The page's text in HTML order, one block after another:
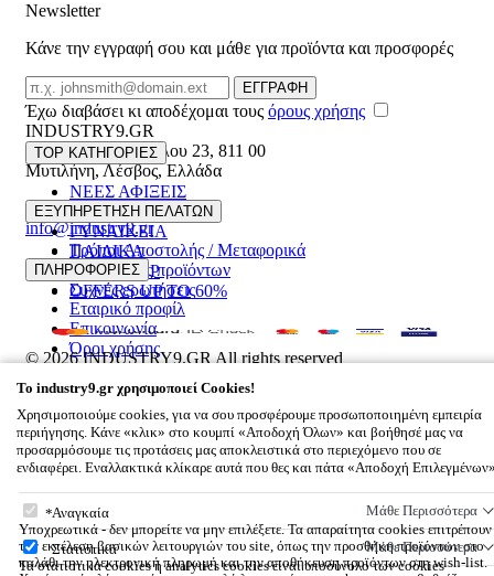
Newsletter
Κάνε την εγγραφή σου και μάθε για προϊόντα και προσφορές
Email
ΕΓΓΡΑΦΗ
Έχω διαβάσει κι αποδέχομαι τους όρους χρήσης
INDUSTRY9.GR
Ελευθέριου Βενιζέλου 23, 811 00
Μυτιλήνη,Λέσβος,Ελλάδα
22510 55629
info@industry9.gr
TOP ΚΑΤΗΓΟΡΙΕΣ
ΝΕΕΣ ΑΦΙΞΕΙΣ
ΑΝΔΡΙΚΑ
ΓΥΝΑΙΚΕΙΑ
ΠΑΙΔΙΚΑ
ΑΞΕΣΟΥΑΡ
OFFERS UP TO 60%
ΕΞΥΠΗΡΕΤΗΣΗ ΠΕΛΑΤΩΝ
Τρόποι Αποστολής / Μεταφορικά
Επιστροφές προϊόντων
Συχνές ερωτήσεις
ΠΛΗΡΟΦΟΡΙΕΣ
Εταιρικό προφίλ
Επικοινωνία
Όροι χρήσης
© 2026INDUSTRY9.GRAll rights reserved
Designed & developed by
Το Καλάθι Σου
0
Βάλε κάτι στο καλάθι σου
To industry9.gr χρησιμοποιεί Cookies!
Χρησιμοποιούμε cookies, για να σου προσφέρουμε προσωποποιημένη εμπειρία
περιήγησης. Κάνε «κλικ» στο κουμπί «Αποδοχή Όλων» και βοήθησέ μας να
προσαρμόσουμε τις προτάσεις μας αποκλειστικά στο περιεχόμενο που σε
ενδιαφέρει. Εναλλακτικά κλίκαρε αυτά που θες και πάτα «Αποδοχή
To
Αναγκαία Μάθε Περισσότερα
Υποχρεωτικά - δεν μπορείτε να μην επιλέξετε. Τα απαραίτητα cookies επιτρέπουν
την εκτέλεση βασικών λειτουργιών του site, όπως την προσθήκη προϊόντων στο
καλάθι την ηλεκτρονική πληρωμή και την αποθήκευση προϊόντων στη wish-list.
Στατιστικά Μάθε Περισσότερα
Τα στατιστικά cookies ή analytics cookies είναι υποσύνολο των cookies